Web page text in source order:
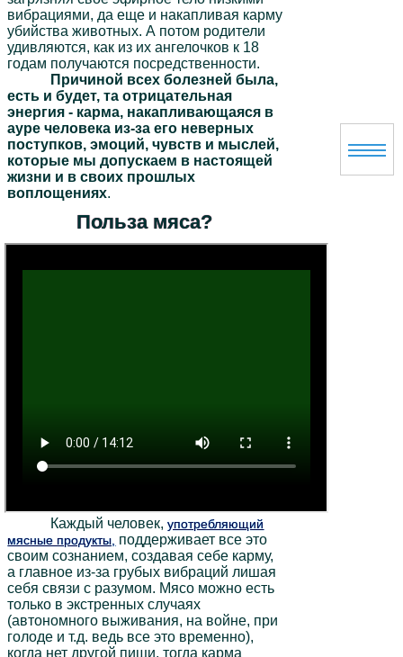
вибрациями, да еще и накапливая карму
убийства животных. А потом родители
удивляются, как из их ангелочков к 18
годам получаются посредственности.
Причиной всех болезней была,
есть и будет, та отрицательная
энергия - карма, накапливающаяся в
ауре человека из-за его неверных
поступков, эмоций, чувств и мыслей,
которые мы допускаем в настоящей
жизни и в своих прошлых
воплощениях.
Польза мяса?
Каждый человек,употребляющий
мясные продукты, поддерживает все это
своим сознанием, создавая себе карму,
а главное из-за грубых вибраций лишая
себя связи с разумом. Мясо можно есть
только в экстренных случаях
(автономного выживания, на войне, при
голоде и т.д. ведь все это временно),
когда нет другой пищи, тогда карма